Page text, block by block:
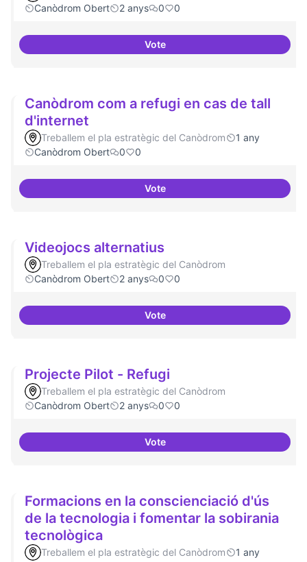
Canòdrom Obert
2 anys 0 0
VoteMemòria Històrica - Referencia
Canòdrom com a refugi en cas de tall
d'internet
Treballem el pla estratègic del Canòdrom
1 any
Canòdrom Obert
0 0
VoteCanòdrom com a refugi en cas
Videojocs alternatius
Treballem el pla estratègic del Canòdrom
Canòdrom Obert
2 anys 0 0
VoteVideojocs alternatius
Projecte Pilot - Refugi
Treballem el pla estratègic del Canòdrom
Canòdrom Obert
2 anys 0 0
VoteProjecte Pilot - Refugi
Formacions en la conscienciació d'ús
de la tecnologia i fomentar la sobirania
tecnològica
Treballem el pla estratègic del Canòdrom
1 any